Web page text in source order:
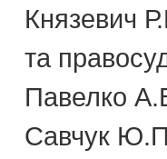
Князевич
та
Павелко
Савчук Ю.П.